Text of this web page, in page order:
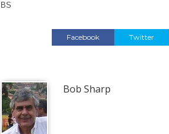
BS
Facebook Twitter
Bob Sharp